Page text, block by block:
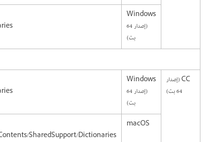
Windows
(إصدار 64
بت)
CC (إصدار
64 بت)
Windows
(إصدار 64
بت)
macOS
SharedSupport/Dictionaries